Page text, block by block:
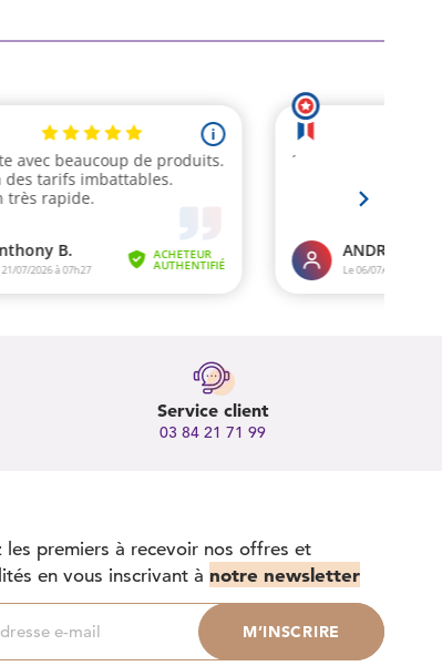
Service client
03 84 21 71 99
les premiers à recevoir nos offres et
en vous inscrivant à notre newsletter